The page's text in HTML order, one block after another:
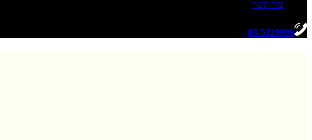
צור קשר
03-5329999